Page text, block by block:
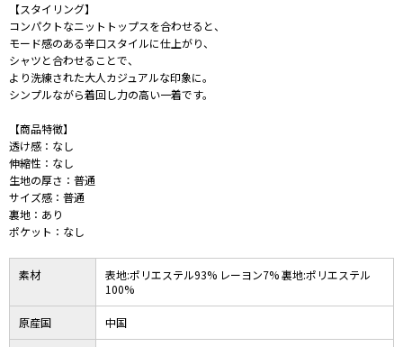
【スタイリング】
コンパクトなニットトップスを合わせると、
モード感のある辛口スタイルに仕上がり、
シャツと合わせることで、
より洗練された大人カジュアルな印象に。
シンプルながら着回し力の高い一着です。
【商品特徴】
透け感：なし
伸縮性：なし
生地の厚さ：普通
サイズ感：普通
裏地：あり
ポケット：なし
素材
表地:ポリエステル93% レーヨン7% 裏地:ポリエステル
100%
原産国 中国